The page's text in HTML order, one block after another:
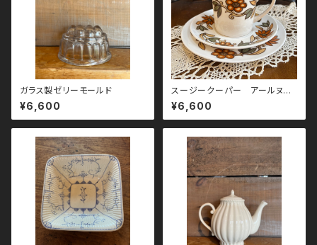
ガラス製ゼリーモールド
¥6,600
スージークーパー アールヌー
ボー トリオ
¥6,600